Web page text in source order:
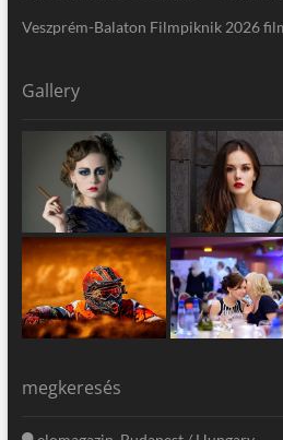
Veszprém-Balaton Filmpiknik 2026
Gallery
megkeresés